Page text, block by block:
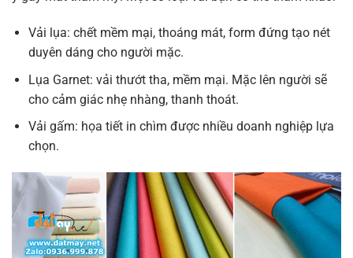
Vải lụa: chết mềm mại, thoáng mát, form đứng tạo nét
duyên dáng cho người mặc.
Lụa Garnet: vải thướt tha, mềm mại. Mặc lên người sẽ
cho cảm giác nhẹ nhàng, thanh thoát.
Vải gấm: họa tiết in chìm được nhiều doanh nghiệp lựa
chọn.